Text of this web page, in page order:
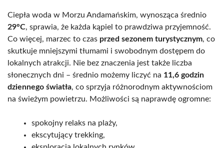
Ciepła woda w Morzu Andamańskim, wynosząca średnio
29°C, sprawia, że każda kąpiel to prawdziwa przyjemność.
Co więcej, marzec to czas przed sezonem turystycznym, co
skutkuje mniejszymi tłumami i swobodnym dostępem do
lokalnych atrakcji. Nie bez znaczenia jest także liczba
słonecznych dni – średnio możemy liczyć na 11,6 godzin
dziennego światła, co sprzyja różnorodnym aktywnościom
na świeżym powietrzu. Możliwości są naprawdę ogromne:
spokojny relaks na plaży,
ekscytujący trekking,